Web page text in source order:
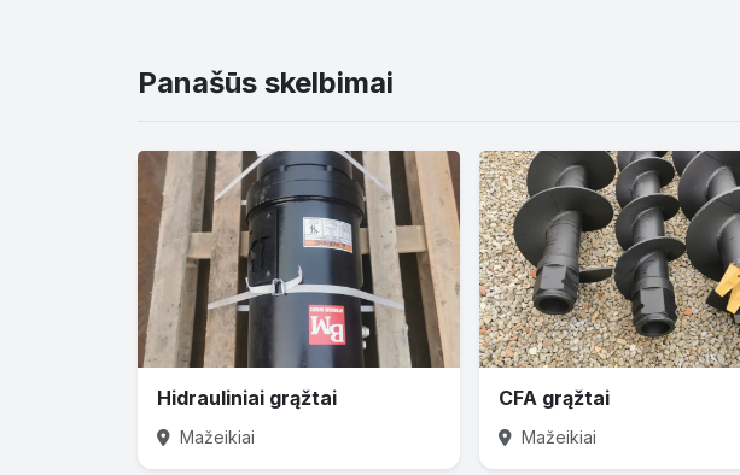
Panašūs skelbimai
Hidrauliniai grąžtai
Mažeikiai
CFA grąžtai
Mažeikiai